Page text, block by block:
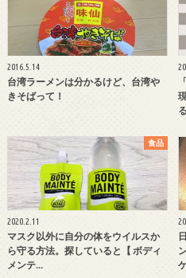
2016.5.14
台湾ラーメンは分かるけど、台湾や
きそばって！
食品
2020.2.11
マスク以外に自分の体をウイルスか
ら守る方法。探していると【 ボディ
メンテ…